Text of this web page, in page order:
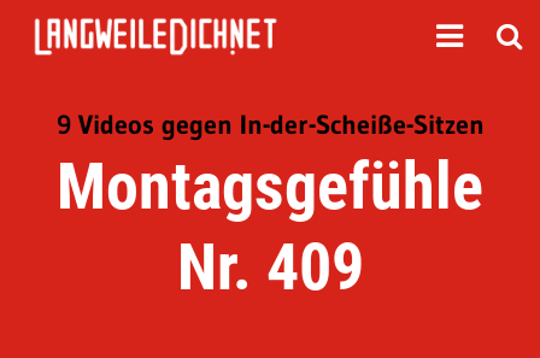
9 Videos gegen In-der-Scheiße-Sitzen
Montagsgefühle
Nr. 409